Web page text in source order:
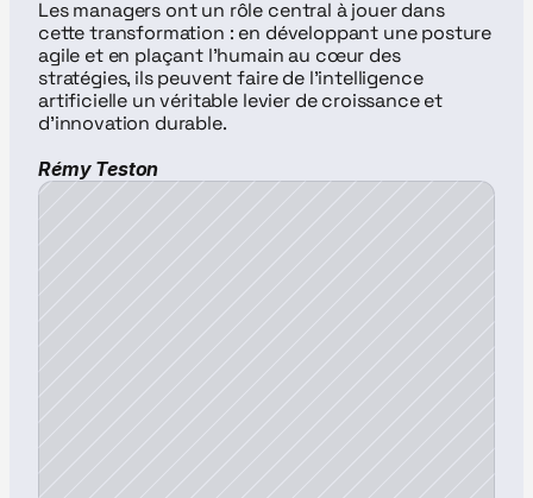
Les managers ont un rôle central à jouer dans
cette transformation : en développant une posture
agile et en plaçant l’humain au cœur des
stratégies, ils peuvent faire de l’intelligence
artificielle un véritable levier de croissance et
d’innovation durable.
Rémy Teston